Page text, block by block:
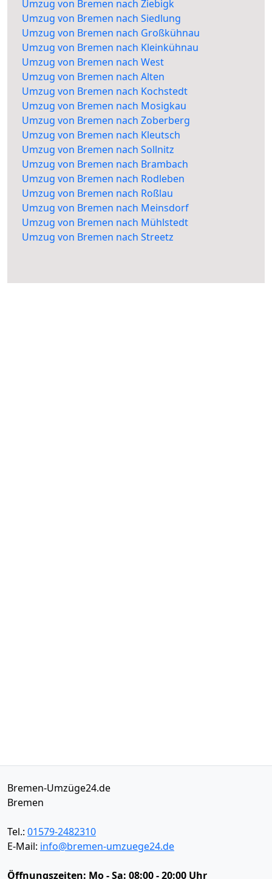
Umzug von Bremen nach Ziebigk
Umzug von Bremen nach Siedlung
Umzug von Bremen nach Großkühnau
Umzug von Bremen nach Kleinkühnau
Umzug von Bremen nach West
Umzug von Bremen nach Alten
Umzug von Bremen nach Kochstedt
Umzug von Bremen nach Mosigkau
Umzug von Bremen nach Zoberberg
Umzug von Bremen nach Kleutsch
Umzug von Bremen nach Sollnitz
Umzug von Bremen nach Brambach
Umzug von Bremen nach Rodleben
Umzug von Bremen nach Roßlau
Umzug von Bremen nach Meinsdorf
Umzug von Bremen nach Mühlstedt
Umzug von Bremen nach Streetz
Bremen-Umzüge24.de
Bremen
Tel.: 01579-2482310
E-Mail: info@bremen-umzuege24.de
Öffnungszeiten: Mo - Sa: 08:00 - 20:00 Uhr